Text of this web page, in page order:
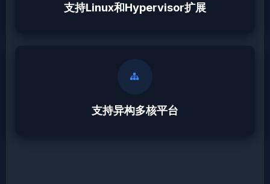
支持Linux和Hypervisor扩展
支持异构多核平台